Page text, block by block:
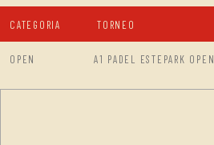
CATEGORIA TORNEO
OPEN A1 PADEL ESTEPARK OPEN